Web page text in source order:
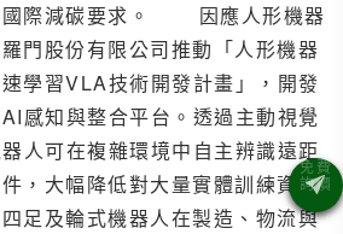
國際減碳要求。 因應人形機器
門股份有限公司推動「人形機器
學習VLA技術開發計畫」，開發
感知與整合平台。透過主動視覺
人可在複雜環境中自主辨識遠距
，大幅降低對大量實體訓練資料
足及輪式機器人在製造、物流與